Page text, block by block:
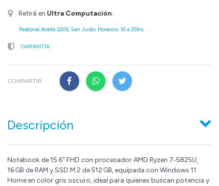
Retirá en Ultra Computación.
Peatonal Arieta 3205, San Justo. Horarios: 10 a 20hs.
GARANTÍA
COMPARTIR:
Descripción
Notebook de 15.6" FHD con procesador AMD Ryzen 7‑5825U,
16 GB de RAM y SSD M.2 de 512 GB, equipada con Windows 11
Home en color gris oscuro, ideal para quienes buscan potencia y